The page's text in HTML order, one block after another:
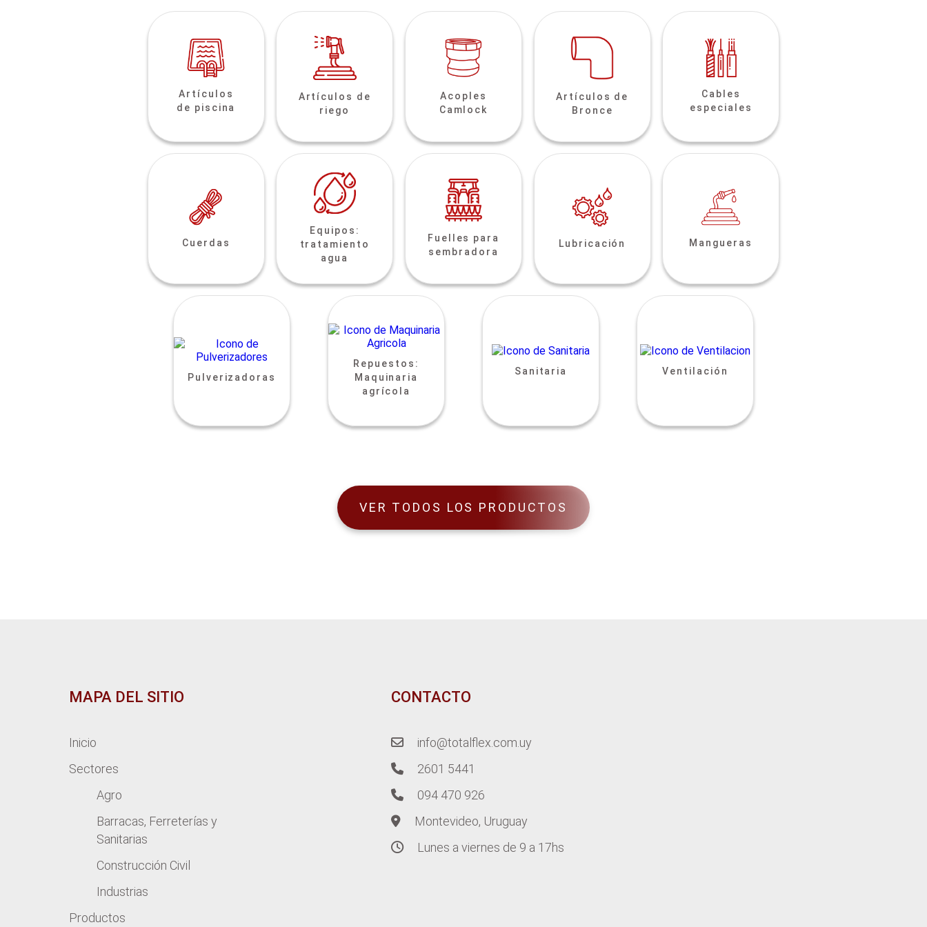
Artículos
de piscina
Artículos de
riego
Acoples
Camlock
Artículos de
Bronce
Cables
especiales
Cuerdas
Equipos:
tratamiento
agua
Fuelles para
sembradora
Lubricación Mangueras
Pulverizadoras
Repuestos:
Maquinaria
agrícola
Sanitaria Ventilación
VER TODOS LOS PRODUCTOS
MAPA DEL SITIO
Inicio
Sectores
Agro
Barracas, Ferreterías y
Sanitarias
Construcción Civil
Industrias
Productos
CONTACTO
info@totalflex.com.uy
2601 5441
094 470 926
Montevideo, Uruguay
Lunes a viernes de 9 a 17hs